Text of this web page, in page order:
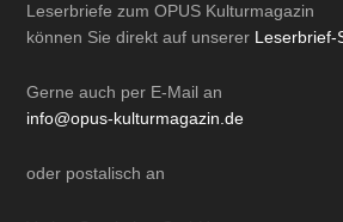
Leserbriefe zum OPUS Kulturmagazin
können Sie direkt auf unserer Leserbrief-
Gerne auch per E-Mail an
info@opus-kulturmagazin.de
oder postalisch an